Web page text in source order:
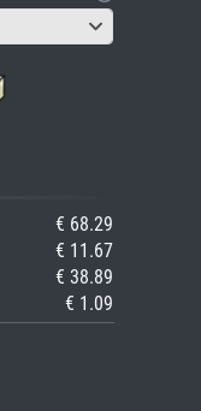
€ 68.29
€ 11.67
€ 38.89
€ 1.09